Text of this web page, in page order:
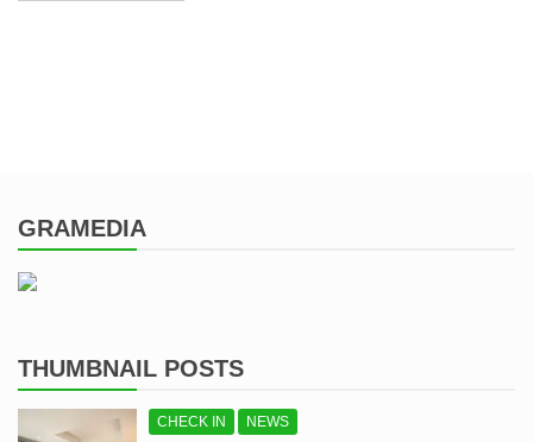
GRAMEDIA
THUMBNAIL POSTS
CHECK IN NEWS